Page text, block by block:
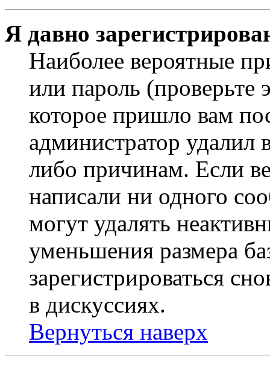
Я давно
Наиболее вероятные
или пароль (проверьте
которое пришло вам
администратор
либо причинам. Если
написали ни одного
могут удалять
уменьшения размера
зарегистрироваться
в дискуссиях.
Вернуться наверх